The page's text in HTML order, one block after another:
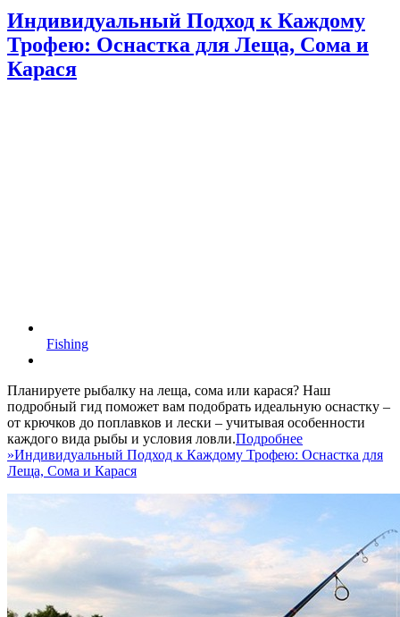
Индивидуальный Подход к Каждому
Трофею: Оснастка для Леща, Сома и
Карася
Fishing
Планируете рыбалку на леща, сома или карася? Наш
подробный гид поможет вам подобрать идеальную оснастку –
от крючков до поплавков и лески – учитывая особенности
каждого вида рыбы и условия ловли.Подробнее
»Индивидуальный Подход к Каждому Трофею: Оснастка для
Леща, Сома и Карася